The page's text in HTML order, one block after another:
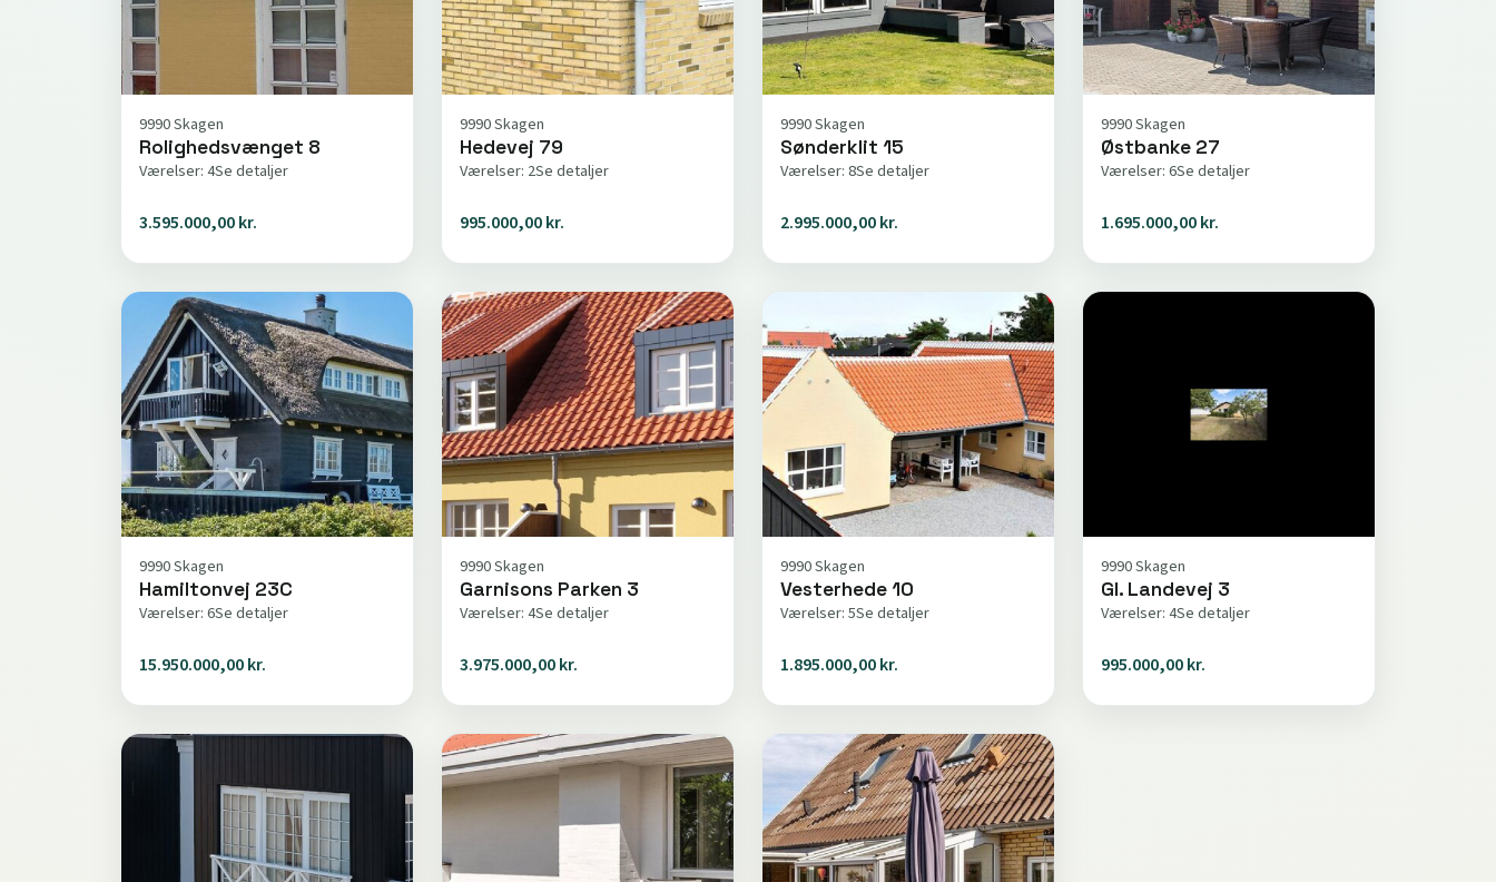
9990 Skagen
Rolighedsvænget 8
Værelser: 4Se detaljer
3.595.000,00 kr.
9990 Skagen
Hedevej 79
Værelser: 2Se detaljer
995.000,00 kr.
9990 Skagen
Sønderklit 15
Værelser: 8Se detaljer
2.995.000,00 kr.
9990 Skagen
Østbanke 27
Værelser: 6Se detaljer
1.695.000,00 kr.
9990 Skagen
Hamiltonvej 23C
Værelser: 6Se detaljer
15.950.000,00 kr.
9990 Skagen
Garnisons Parken 3
Værelser: 4Se detaljer
3.975.000,00 kr.
9990 Skagen
Vesterhede 10
Værelser: 5Se detaljer
1.895.000,00 kr.
9990 Skagen
Gl. Landevej 3
Værelser: 4Se detaljer
995.000,00 kr.